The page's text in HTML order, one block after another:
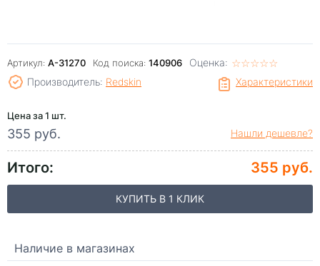
Артикул: A-31270 Код поиска: 140906 Оценка: ☆☆☆☆☆
★★★★★
Характеристики
Производитель: Redskin
Цена за 1 шт.
355 руб. Нашли дешевле?
Итого: 355 руб.
КУПИТЬ В 1 КЛИК
Наличие в магазинах